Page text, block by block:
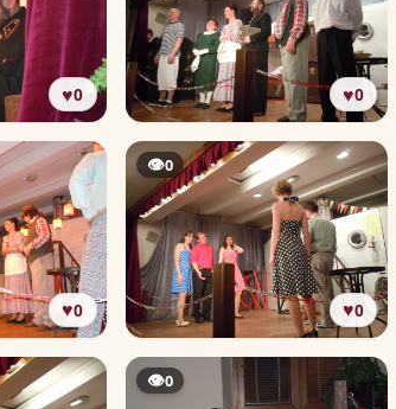
♥0 ♥0
♥0
👁0
♥0
👁0